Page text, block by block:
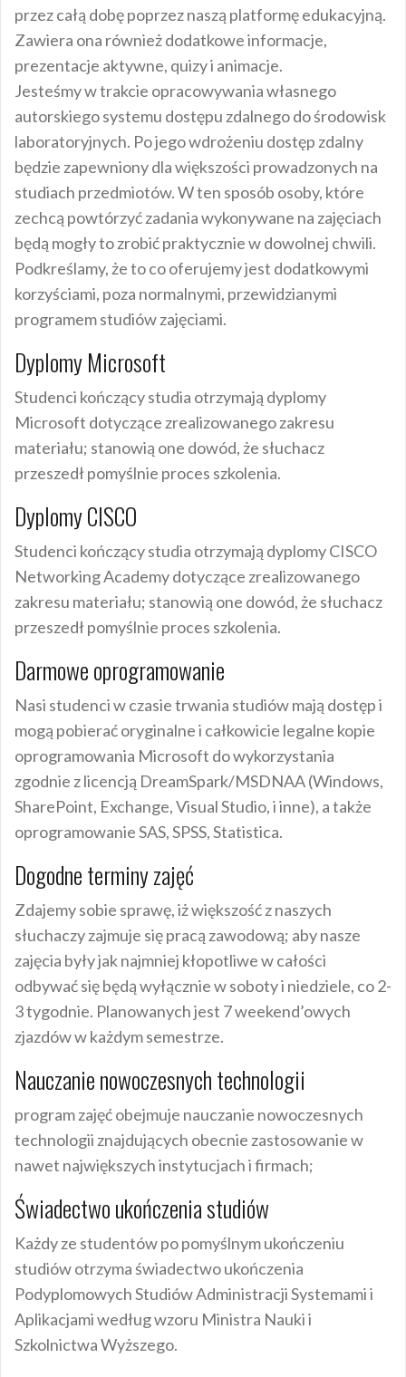
przez całą dobę poprzez naszą platformę edukacyjną.
Zawiera ona również dodatkowe informacje,
prezentacje aktywne, quizy i animacje.
Jesteśmy w trakcie opracowywania własnego
autorskiego systemu dostępu zdalnego do środowisk
laboratoryjnych. Po jego wdrożeniu dostęp zdalny
będzie zapewniony dla większości prowadzonych na
studiach przedmiotów. W ten sposób osoby, które
zechcą powtórzyć zadania wykonywane na zajęciach
będą mogły to zrobić praktycznie w dowolnej chwili.
Podkreślamy, że to co oferujemy jest dodatkowymi
korzyściami, poza normalnymi, przewidzianymi
programem studiów zajęciami.
Dyplomy Microsoft
Studenci kończący studia otrzymają dyplomy
Microsoft dotyczące zrealizowanego zakresu
materiału; stanowią one dowód, że słuchacz
przeszedł pomyślnie proces szkolenia.
Dyplomy CISCO
Studenci kończący studia otrzymają dyplomy CISCO
Networking Academy dotyczące zrealizowanego
zakresu materiału; stanowią one dowód, że słuchacz
przeszedł pomyślnie proces szkolenia.
Darmowe oprogramowanie
Nasi studenci w czasie trwania studiów mają dostęp i
mogą pobierać oryginalne i całkowicie legalne kopie
oprogramowania Microsoft do wykorzystania
zgodnie z licencją DreamSpark/MSDNAA (Windows,
SharePoint, Exchange, Visual Studio, i inne), a także
oprogramowanie SAS, SPSS, Statistica.
Dogodne terminy zajęć
Zdajemy sobie sprawę, iż większość z naszych
słuchaczy zajmuje się pracą zawodową; aby nasze
zajęcia były jak najmniej kłopotliwe w całości
odbywać się będą wyłącznie w soboty i niedziele, co 2-
3 tygodnie. Planowanych jest 7 weekend’owych
zjazdów w każdym semestrze.
Nauczanie nowoczesnych technologii
program zajęć obejmuje nauczanie nowoczesnych
technologii znajdujących obecnie zastosowanie w
nawet największych instytucjach i firmach;
Świadectwo ukończenia studiów
Każdy ze studentów po pomyślnym ukończeniu
studiów otrzyma świadectwo ukończenia
Podyplomowych Studiów Administracji Systemami i
Aplikacjami według wzoru Ministra Nauki i
Szkolnictwa Wyższego.